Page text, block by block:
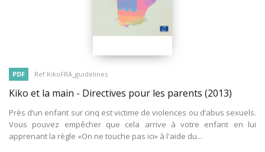
PDF Ref KikoFRA_guidelines
Kiko et la main - Directives pour les parents (2013)
Près d’un enfant sur cinq est victime de violences ou d’abus sexuels.
Vous pouvez empêcher que cela arrive à votre enfant en lui
apprenant la règle «On ne touche pas ici» à l'aide du...